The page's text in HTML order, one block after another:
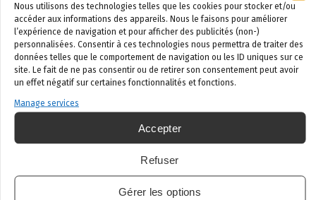
Nous utilisons des technologies telles que les cookies pour stocker et/ou
accéder aux informations des appareils. Nous le faisons pour améliorer
l’expérience de navigation et pour afficher des publicités (non-)
personnalisées. Consentir à ces technologies nous permettra de traiter des
données telles que le comportement de navigation ou les ID uniques sur ce
site. Le fait de ne pas consentir ou de retirer son consentement peut avoir
un effet négatif sur certaines fonctionnalités et fonctions.
Manage services
Accepter
Refuser
Gérer les options
4
Suivi documenté
Rapports horodatés, historique annuel,
prêts pour tout audit inopiné de l’AFSCA.
Zone d’intervention HoReCa
CoplaClean intervient à Bruxelles, en Brabant wallon, à
Liège, Namur, Charleroi, Mons, Tournai et communes
voisines. Restaurants indépendants, chaînes hôtelières,
brasseries, traiteurs : nous adaptons notre approche à